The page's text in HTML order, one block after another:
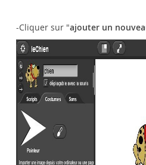
-Cliquer sur "ajouter un